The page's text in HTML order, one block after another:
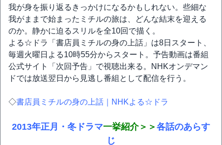
我が身を振り返るきっかけになるかもしれない。些細な
我がままで始まったミチルの旅は、どんな結末を迎える
のか。静かに迫るスリルを全10回で描く。
よる☆ドラ「書店員ミチルの身の上話」は8日スタート、
毎週火曜日よる10時55分からスタート。予告動画は番組
公式サイト「次回予告」で視聴出来る。NHKオンデマン
ドでは放送翌日から見逃し番組として配信を行う。
◇書店員ミチルの身の上話｜NHKよる☆ドラ
2013年正月・冬ドラマ一挙紹介＞＞各話のあらす
じ